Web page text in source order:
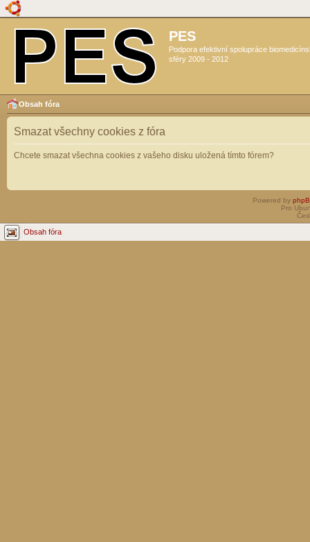
PES
Podpora efektivní spolupráce
sféry 2009 - 2012
Obsah fóra
Smazat všechny cookies z fóra
Chcete smazat všechna cookies z vašeho disku uložená tímto fórem?
Powered by
Pro
Obsah fóra